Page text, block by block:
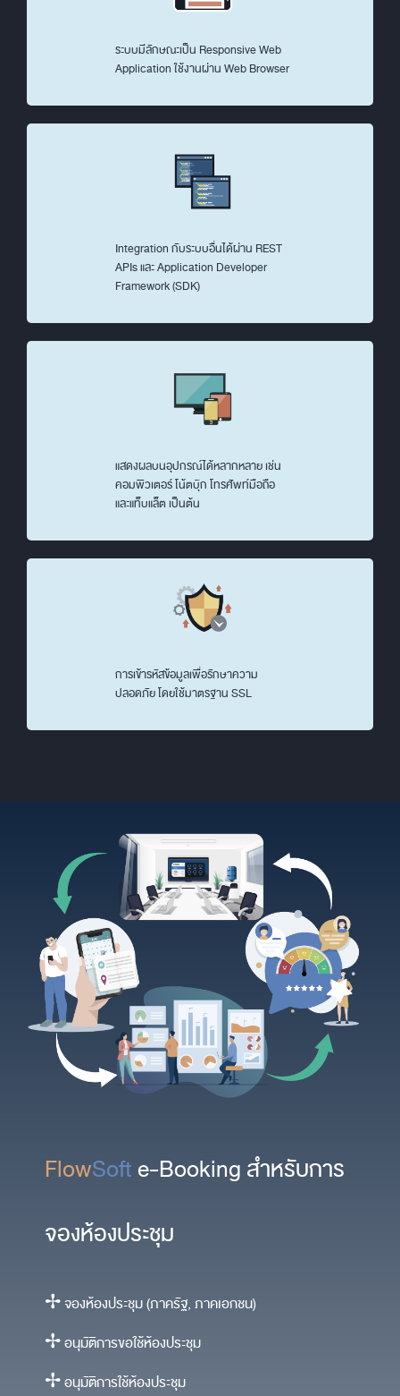
ระบบมีลักษณะเป็น Responsive Web
Application ใช้งานผ่าน Web Browser
Integration กับระบบอื่นได้ผ่าน REST
APIs และ Application Developer
Framework (SDK)
แสดงผลบนอุปกรณ์ได้หลากหลาย เช่น
คอมพิวเตอร์ โน้ตบุ๊ก โทรศัพท์มือถือ
และแท็บแล็ต เป็นต้น
การเข้ารหัสข้อมูลเพื่อรักษาความ
ปลอดภัย โดยใช้มาตรฐาน SSL
FlowSofte-Booking สำหรับการ
จองห้องประชุม
✢ จองห้องประชุม (ภาครัฐ, ภาคเอกชน)
✢ อนุมัติการขอใช้ห้องประชุม
✢ อนุมัติการใช้ห้องประชุม